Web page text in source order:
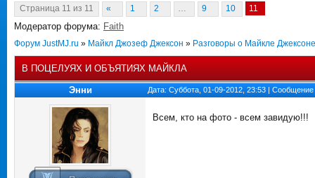
Страница 11 из 11 « 1 2 … 9 10 11
Модератор форума: Faith
Форум JustMJ.ru » Майкл Джозеф Джексон » Разговоры о Майкле Джексоне
В ПОЦЕЛУЯХ И ОБЪЯТИЯХ МАЙКЛА
Энни Дата: Суббота, 01-09-2012, 23:53 |
Всем, кто на фото - всем завидую!!!